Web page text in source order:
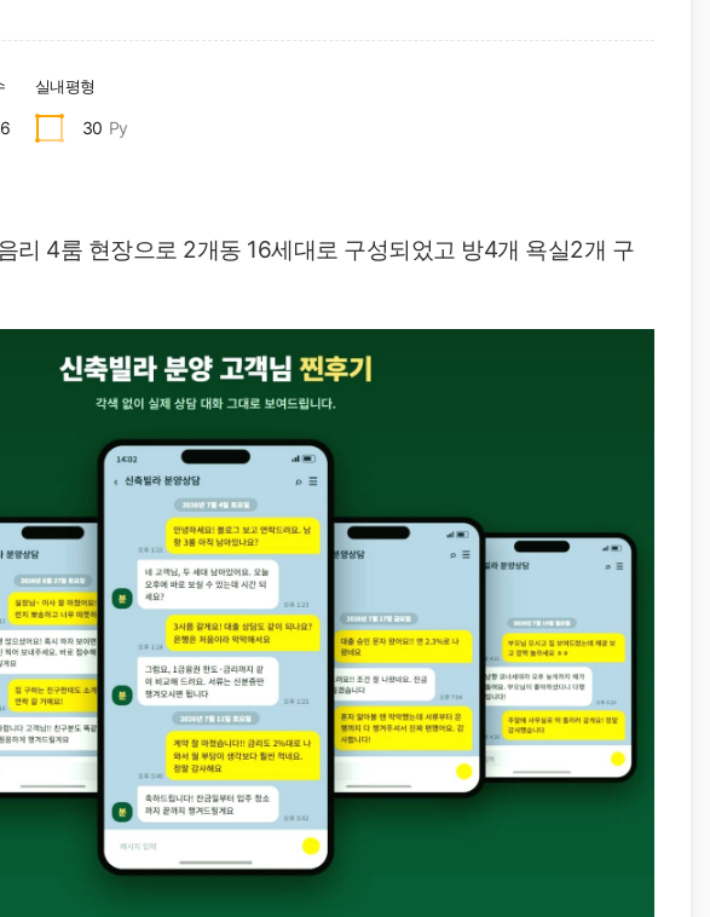
실내평형
30 Py
리 4룸 현장으로 2개동 16세대로 구성되었고 방4개 욕실2개 구